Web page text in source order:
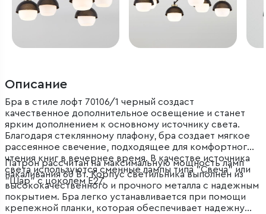
Описание
Бра в стиле лофт 70106/1 черный создаст
качественное дополнительное освещение и станет
ярким дополнением к основному источнику света.
Благодаря стеклянному плафону, бра создает мягкое
рассеянное свечение, подходящее для комфортного
чтения книг в вечернее время. В качестве источника
света используются сменные лампы типа "Свеча" или
"Шар" с цоколем E27.
Патрон рассчитан на максимальную мощность ламп
накаливания 60 Вт. Корпус светильника выполнен из
высококачественного и прочного металла с надежным
покрытием. Бра легко устанавливается при помощи
крепежной планки, которая обеспечивает надежную